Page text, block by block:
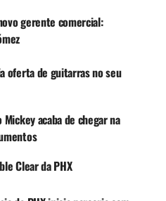
mistério a respeito do
da empresa indicam
refinado. A marca e
que a PHX fará um
novas percussões.
interna de marketing,
produtos e inteligência
gerente comercial:
oferta de guitarras no seu
acaba de chegar na
Clear da PHX